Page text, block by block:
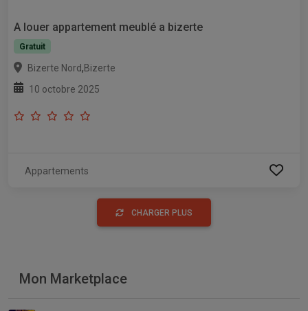
A louer appartement meublé a bizerte
Gratuit
Bizerte Nord,Bizerte
10 octobre 2025
Appartements
CHARGER PLUS
Mon Marketplace